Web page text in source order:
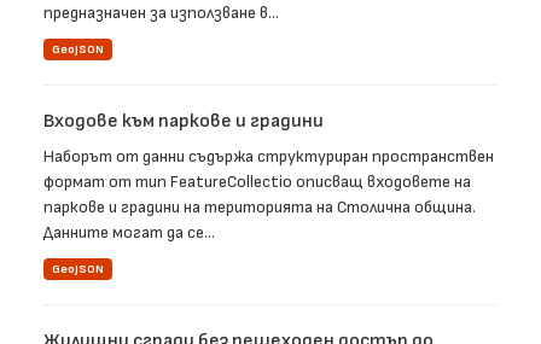
предназначен за използване в...
GeoJSON
Входове към паркове и градини
Наборът от данни съдържа структуриран пространствен
формат от тип FeatureCollectio описващ входовете на
паркове и градини на територията на Столична община.
Данните могат да се...
GeoJSON